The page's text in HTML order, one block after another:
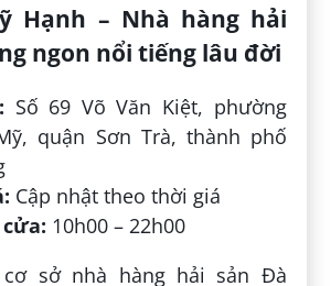
Hạnh – Nhà hàng hải
ngon nổi tiếng lâu đời
Số 69 Võ Văn Kiệt, phường
quận Sơn Trà, thành phố
Cập nhật theo thời giá
10h00 – 22h00
sở nhà hàng hải sản Đà